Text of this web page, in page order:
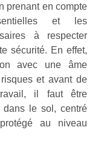
prenant en compte
et les
à respecter
sécurité. En effet,
avec une âme
et avant de
il faut être
dans le sol, centré
au niveau